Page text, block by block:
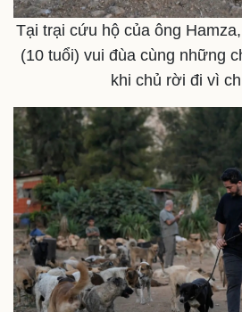
Kinh tế
Bất động sản
Khởi nghiệp
Thị
Giá
Tỷ
Tại trại cứu hộ của ông
(10 tuổi) vui đùa cùng những
khi chủ rời đi vì